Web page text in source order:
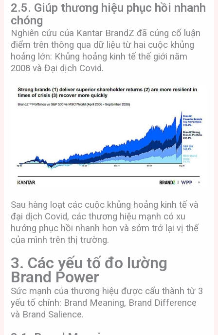
2.5. Giúp thương hiệu phục hồi nhanh
chóng
Nghiên cứu của Kantar BrandZ đã củng cố luận
điểm trên thông qua dữ liệu từ hai cuộc khủng
hoảng lớn: Khủng hoảng kinh tế thế giới năm
2008 và Đại dịch Covid.
Sau hàng loạt các cuộc khủng hoảng kinh tế và
đại dịch Covid, các thương hiệu mạnh có xu
hướng phục hồi nhanh hơn và sớm trở lại vị thế
của mình trên thị trường.
3. Các yếu tố đo lường
Brand Power
Sức mạnh của thương hiệu được cấu thành từ 3
yếu tố chính: Brand Meaning, Brand Difference
và Brand Salience.